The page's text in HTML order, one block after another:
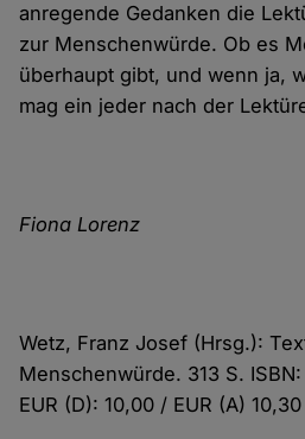
anregende Gedanken die
zur Menschenwürde. Ob es
überhaupt gibt, und wenn ja,
mag ein jeder nach der
Fiona Lorenz
Wetz, Franz Josef (Hrsg.):
Menschenwürde. 313 S.
EUR (D): 10,00 / EUR (A)